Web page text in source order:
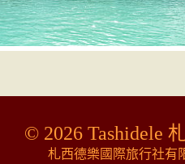
© 2026 Tashidele
札西德樂國際旅行社有